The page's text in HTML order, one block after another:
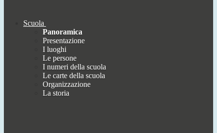
Scuola
Panoramica
Presentazione
I luoghi
Le persone
I numeri della scuola
Le carte della scuola
Organizzazione
La storia